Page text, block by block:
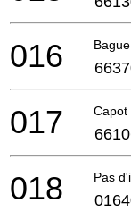
016
Capot
017
Pas
018